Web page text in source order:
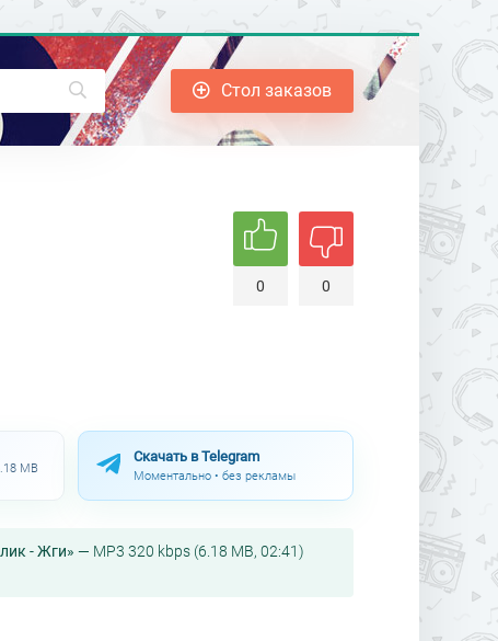
Стол заказов
0 0
MB
Скачать в Telegram
Моментально • без рекламы
- Жги» — MP3 320 kbps (6.18 MB, 02:41)